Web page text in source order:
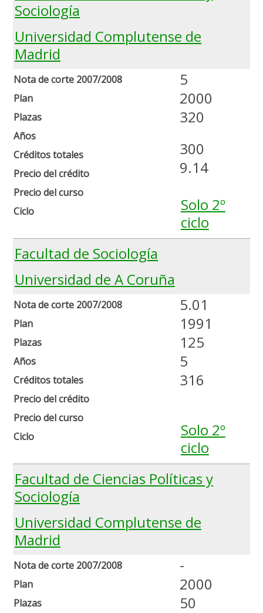
Sociología
Universidad Complutense de
Madrid
Nota de corte 2007/2008
Plan
Plazas
Años
Créditos totales
Precio del crédito
Precio del curso
Ciclo
5
2000
320
300
9.14
Solo 2º
ciclo
Facultad de Sociología
Universidad de A Coruña
Nota de corte 2007/2008
Plan
Plazas
Años
Créditos totales
Precio del crédito
Precio del curso
Ciclo
5.01
1991
125
5
316
Solo 2º
ciclo
Facultad de Ciencias Políticas y
Sociología
Universidad Complutense de
Madrid
Nota de corte 2007/2008
Plan
Plazas
-
2000
50